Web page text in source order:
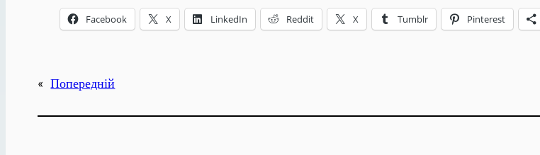
Facebook X LinkedIn Reddit X Tumblr Pinterest
« Попередній